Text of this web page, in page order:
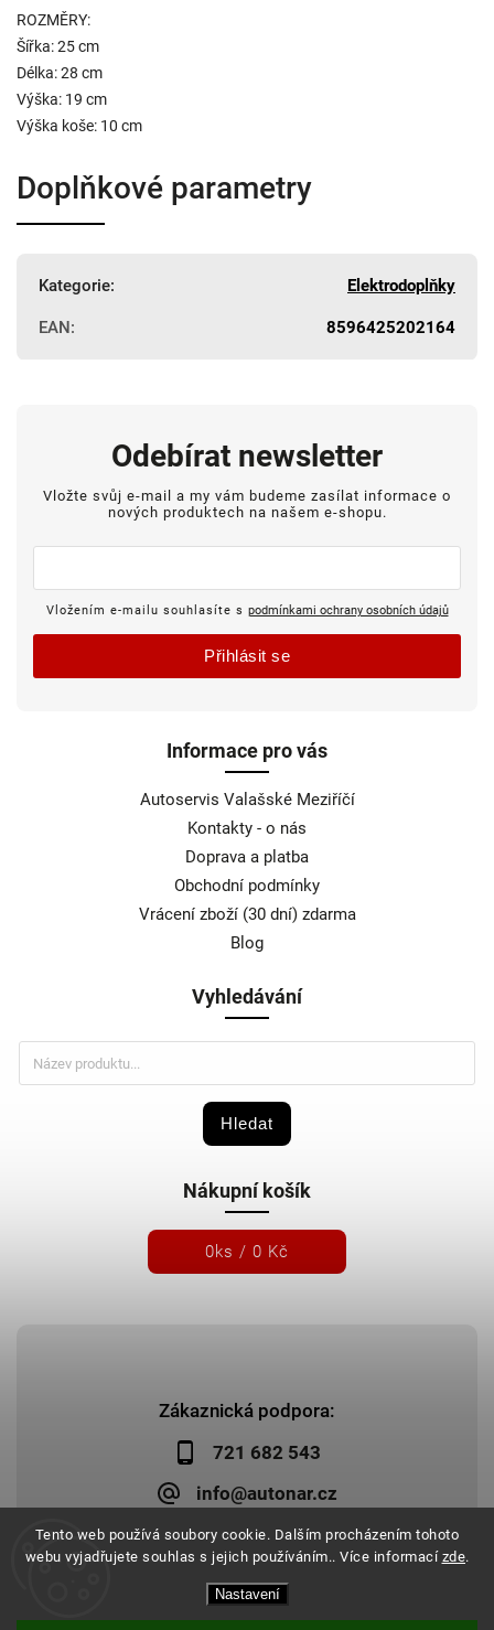
Tento web používá soubory cookie. Dalším procházením tohoto
webu vyjadřujete souhlas s jejich používáním.. Více informací zde.
Nastavení
ROZMĚRY:
Šířka: 25 cm
Délka: 28 cm
Výška: 19 cm
Výška koše: 10 cm
Doplňkové parametry
Kategorie: Elektrodoplňky
EAN: 8596425202164
Zákaznická podpora:
721 682 543
info@autonar.cz
Informace pro vás
Autoservis Valašské Meziříčí
Kontakty - o nás
Doprava a platba
Obchodní podmínky
Vrácení zboží (30 dní) zdarma
Blog
Vyhledávání
Hledat
Nákupní košík
0ks / 0 Kč
Odebírat newsletter
Vložte svůj e-mail a my vám budeme zasílat informace o
nových produktech na našem e-shopu.
Vložením e-mailu souhlasíte s podmínkami ochrany osobních údajů
Přihlásit se
Autonar.cz. Všechna práva vyhrazena.